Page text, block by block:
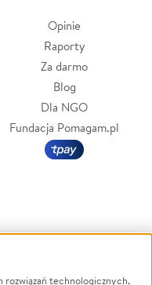
Opinie
Raporty
Za darmo
Blog
Dla NGO
Fundacja Pomagam.pl
Powódź
rozwiązań technologicznych,